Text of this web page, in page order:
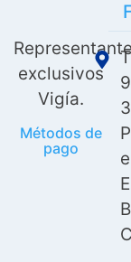
exclusivos
Vigía.
Métodos de
pago